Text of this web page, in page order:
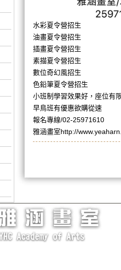
水彩夏令營招生
油畫夏令營招生
插畫夏令營招生
素描夏令營招生
數位奇幻風招生
色鉛筆夏令營招生
小班制學習效果好，座位有
早鳥班有優惠欲購從速
報名專線/02-25971610
雅涵畫室http://